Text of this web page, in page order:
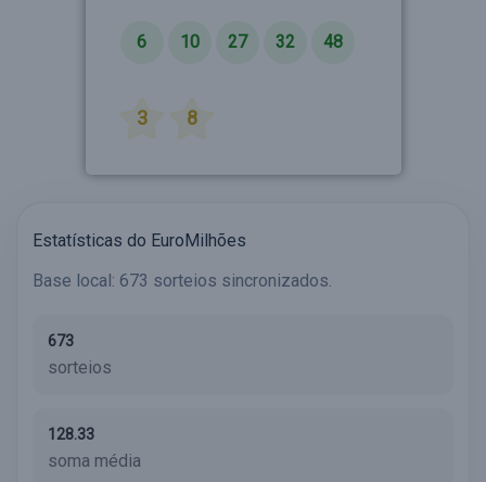
6 10 27 32 48
3 8
Estatísticas do EuroMilhões
Base local: 673 sorteios sincronizados.
673
sorteios
128.33
soma média